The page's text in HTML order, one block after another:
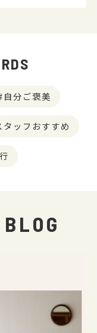
自分ご褒美
タッフおすすめ